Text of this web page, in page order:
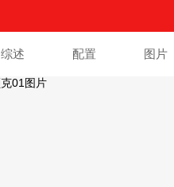
综述 配置 图片